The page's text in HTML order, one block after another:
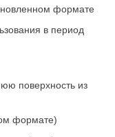
формате
в период
поверхность из
формате)